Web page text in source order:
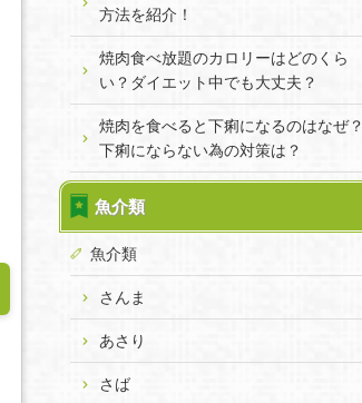
方法を紹介！
焼肉食べ放題のカロリーはどのくら
い？ダイエット中でも大丈夫？
焼肉を食べると下痢になるのはなぜ？
下痢にならない為の対策は？
魚介類
魚介類
さんま
あさり
さば